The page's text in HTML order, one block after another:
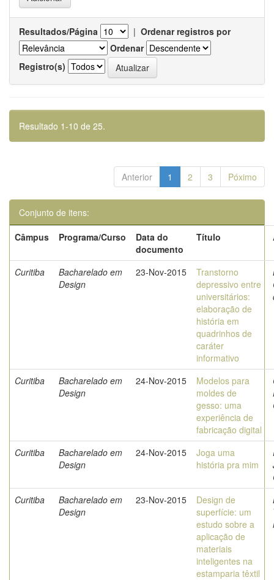
Resultados/Página | Ordenar registros por
Ordenar
Registro(s)
Resultado 1-10 de 25.
Anterior 1 2 3 Póximo
Conjunto de itens:
Câmpus
Programa/Curso
Data do
documento
Título
Curitiba
Bacharelado em
Design
23-Nov-2015
Transtorno
depressivo entre
universitários:
elaboração de
história em
quadrinhos de
caráter
informativo
Curitiba
Bacharelado em
Design
24-Nov-2015
Modelos para
moldes de
gesso: uma
experiência de
fabricação digital
Curitiba
Bacharelado em
Design
24-Nov-2015
Joga uma
história pra mim
Curitiba
Bacharelado em
Design
23-Nov-2015
Design de
superfície: um
estudo sobre a
aplicação de
materiais
inteligentes na
estamparia têxtil